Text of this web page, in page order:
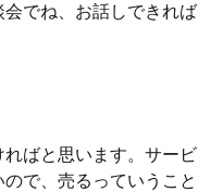
でね、お話しできれば
ばと思います。サービ
で、売るっていうこと